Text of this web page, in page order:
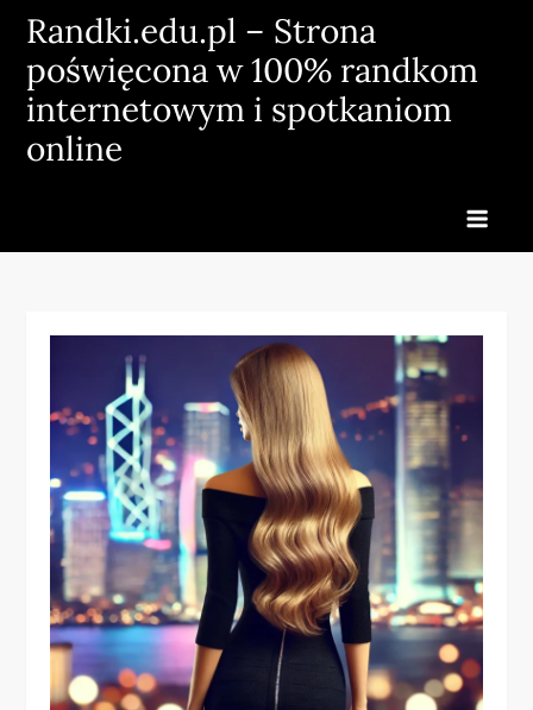
Skip
content
Randki.edu.pl – Strona
poświęcona w 100% randkom
internetowym i spotkaniom
online